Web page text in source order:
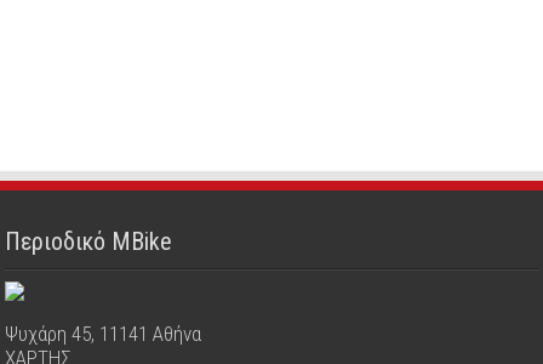
Περιοδικό MBike
Ψυχάρη 45, 11141 Αθήνα
ΧΑΡΤΗΣ